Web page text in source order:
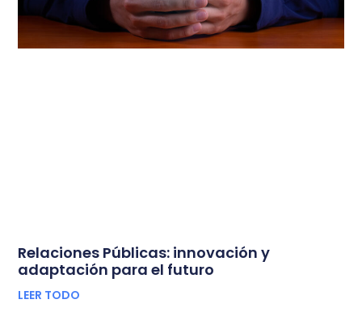
Relaciones Públicas: innovación y
adaptación para el futuro
LEER TODO